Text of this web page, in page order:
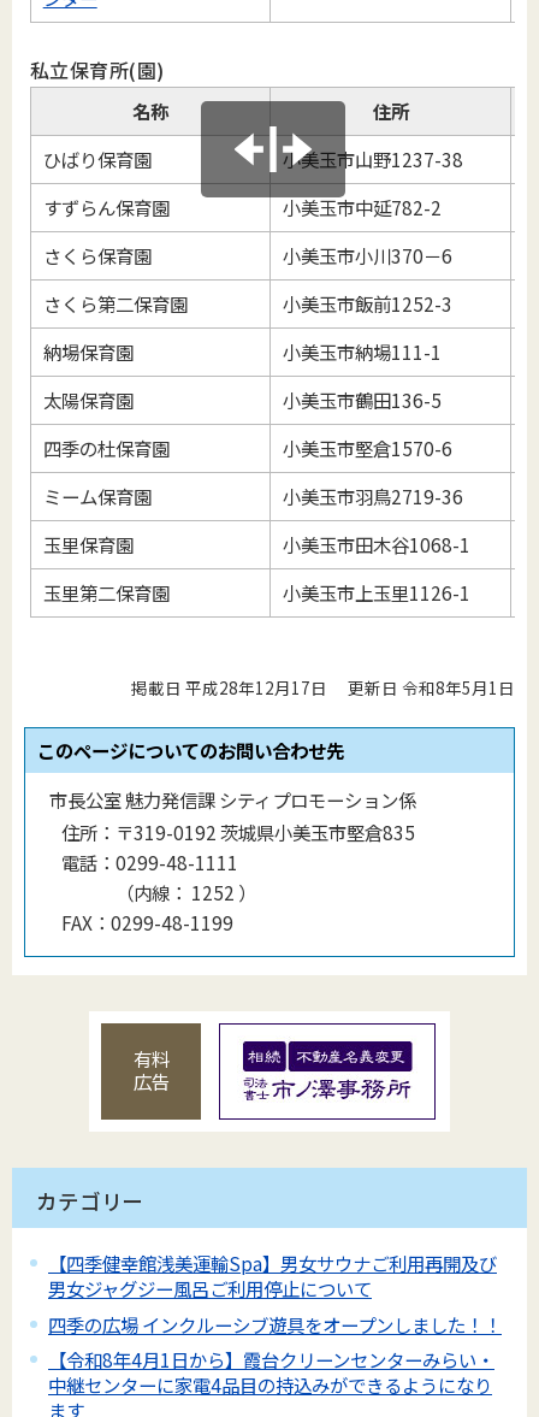
私立保育所(園)
名称
住所
ひばり保育園
小美玉市山野1237-38
すずらん保育園
小美玉市中延782-2
さくら保育園
小美玉市小川370－6
さくら第二保育園
小美玉市飯前1252-3
納場保育園
小美玉市納場111-1
太陽保育園
小美玉市鶴田136-5
四季の杜保育園
小美玉市堅倉1570-6
ミーム保育園
小美玉市羽鳥2719-36
玉里保育園
小美玉市田木谷1068-1
玉里第二保育園
小美玉市上玉里1126-1
掲載日 平成28年12月17日 更新日 令和8年5月1日
このページについてのお問い合わせ先
市長公室 魅力発信課 シティプロモーション係
住所： 〒319-0192 茨城県小美玉市堅倉835
電話： 0299-48-1111
（内線 ： 1252 ）
FAX： 0299-48-1199
有料
広告
カテゴリー
【四季健幸館浅美運輸Spa】男女サウナご利用再開及び
男女ジャグジー風呂ご利用停止について
四季の広場 インクルーシブ遊具をオープンしました！！
【令和8年4月1日から】霞台クリーンセンターみらい・
中継センターに家電4品目の持込みができるようになり
ます